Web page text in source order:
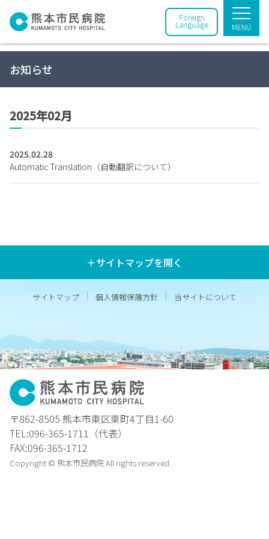
Foreign
Language MENU
お知らせ
2025年02月
2025.02.28
Automatic Translation（自動翻訳について）
＋サイトマップを開く
サイトマップ 個人情報保護方針 当サイトについて
〒862-8505 熊本市東区東町4丁目1-60
TEL:096-365-1711（代表）
FAX:096-365-1712
Copyright © 熊本市民病院 All rights reserved.